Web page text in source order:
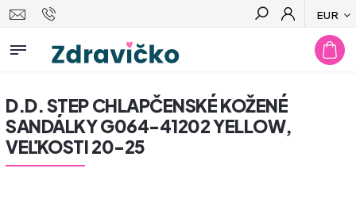
EUR
Hľadať
D.D. STEP CHLAPČENSKÉ KOŽENÉ
SANDÁLKY G064-41202 YELLOW,
VEĽKOSTI 20-25